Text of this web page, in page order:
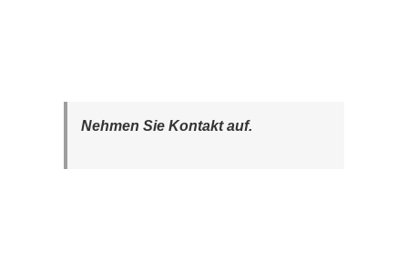
Nehmen Sie Kontakt auf.